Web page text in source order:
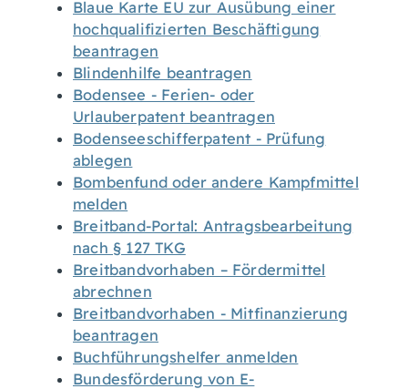
Blaue Karte EU zur Ausübung einer
hochqualifizierten Beschäftigung
beantragen
Blindenhilfe beantragen
Bodensee - Ferien- oder
Urlauberpatent beantragen
Bodenseeschifferpatent - Prüfung
ablegen
Bombenfund oder andere Kampfmittel
melden
Breitband-Portal: Antragsbearbeitung
nach § 127 TKG
Breitbandvorhaben – Fördermittel
abrechnen
Breitbandvorhaben - Mitfinanzierung
beantragen
Buchführungshelfer anmelden
Bundesförderung von E-